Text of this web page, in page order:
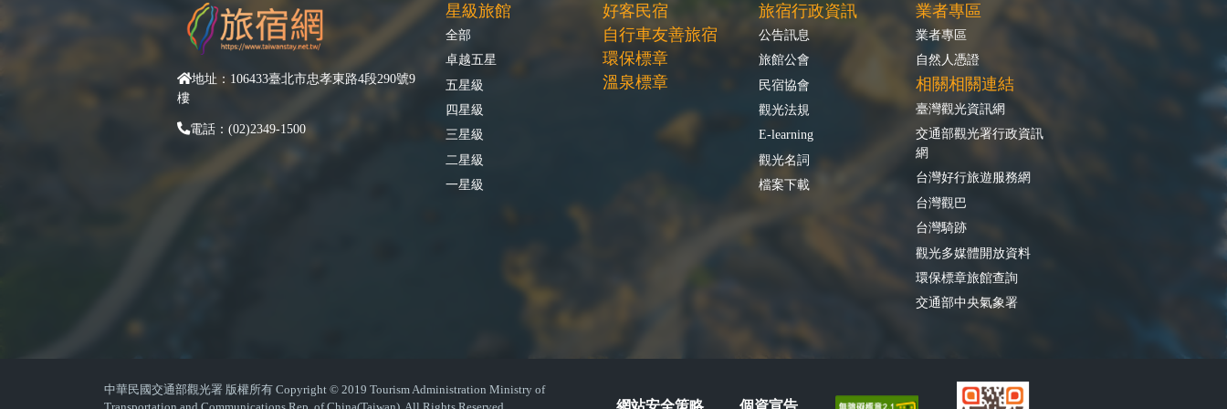
地址：106433臺北市忠孝東路4段290號9
樓
電話：(02)2349-1500
星級旅館
全部
卓越五星
五星級
四星級
三星級
二星級
一星級
好客民宿
自行車友善旅宿
環保標章
溫泉標章
旅宿行政資訊
公告訊息
旅館公會
民宿協會
觀光法規
E-learning
觀光名詞
檔案下載
業者專區
業者專區
自然人憑證
相關相關連結
臺灣觀光資訊網
交通部觀光署行政資訊
網
台灣好行旅遊服務網
台灣觀巴
台灣騎跡
觀光多媒體開放資料
環保標章旅館查詢
交通部中央氣象署
中華民國交通部觀光署 版權所有 Copyright © 2019 Tourism Administration Ministry of